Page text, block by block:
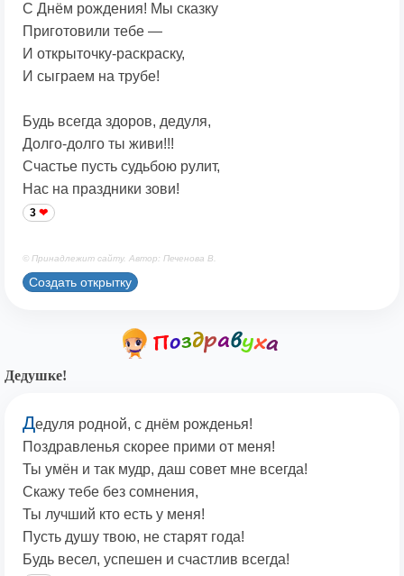
С Днём рождения! Мы сказку
Приготовили тебе —
И открыточку-раскраску,
И сыграем на трубе!
Будь всегда здоров, дедуля,
Долго-долго ты живи!!!
Счастье пусть судьбою рулит,
Нас на праздники зови!
3
© Принадлежит сайту. Автор: Печенова В.
Создать открытку
Дедушке!
Дедуля родной, с днём рожденья!
Поздравленья скорее прими от меня!
Ты умён и так мудр, даш совет мне всегда!
Скажу тебе без сомнения,
Ты лучший кто есть у меня!
Пусть душу твою, не старят года!
Будь весел, успешен и счастлив всегда!